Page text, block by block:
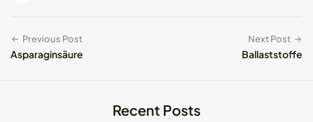
Previous Post
Asparaginsäure
Next Post
Ballaststoffe
Recent Posts